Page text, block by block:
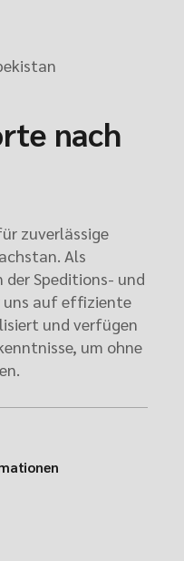
nach
zuverlässige
Als
der Speditions- und
uns auf effiziente
und verfügen
um ohne